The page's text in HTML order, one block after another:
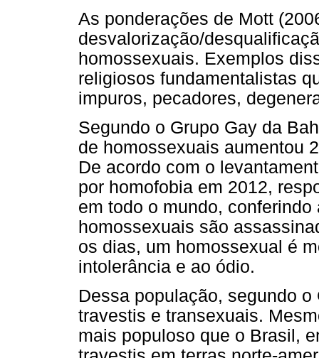
As ponderações de Mott
desvalorização/
homossexuais. Exemplos
religiosos fundamentalistas
impuros, pecadores,
Segundo o Grupo Gay da
de homossexuais aumentou
De acordo com o
por homofobia em 2012,
em todo o mundo,
homossexuais são
os dias, um homossexual é
intolerância e ao ódio.
Dessa população, segundo
travestis e transexuais.
mais populoso que o Brasil,